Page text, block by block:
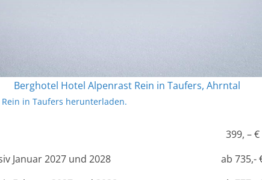
Berghotel Hotel Alpenrast Rein in Taufers, Ahrntal
in Taufers herunterladen.
399, – €
Januar 2027 und 2028
ab 735,-